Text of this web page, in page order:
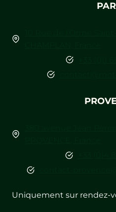
Uniquement sur rendez-